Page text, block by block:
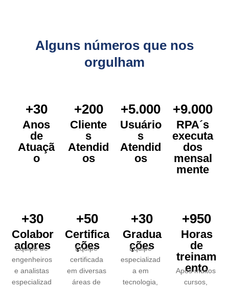
Alguns números que nos
orgulham
+30
Anos
de
Atuaçã
o
+200
Cliente
s
Atendid
os
+5.000
Usuário
s
Atendid
os
+9.000
RPA´s
executa
dos
mensal
mente
+30
Colabor
adores
Equipe de
engenheiros
e analistas
especializad
+50
Certifica
ções
Equipe
certificada
em diversas
áreas de
+30
Gradua
ções
Equipe
especializad
a em
tecnologia,
+950
Horas
de
treinam
ento
Após muitos
cursos,